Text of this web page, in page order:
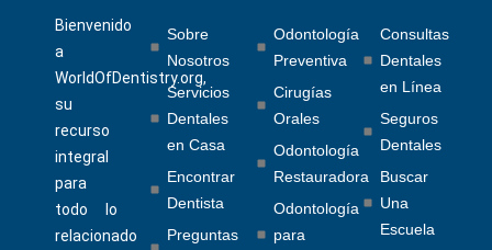
Bienvenido
a
WorldOfDentistry.org,
su
recurso
integral
para
todo lo
relacionado
Sobre
Nosotros
Servicios
Dentales
en Casa
Encontrar
Dentista
Preguntas
Odontología
Preventiva
Cirugías
Orales
Odontología
Restauradora
Odontología
para
Consultas
Dentales
en Línea
Seguros
Dentales
Buscar
Una
Escuela